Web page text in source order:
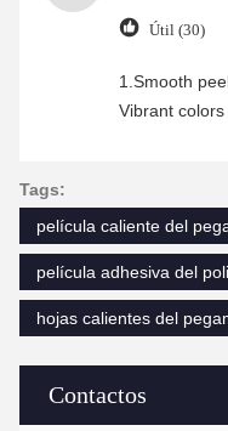
Contactos
Útil (30)
1.Smooth
Vibrant colors
Tags:
película caliente del
película adhesiva del
hojas calientes del